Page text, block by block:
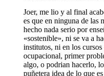
Joer, me lio y al final
es que en ninguna de las
hecho nada serio por
«sostenible», ni se va a
institutos, ni en los
ocupacional, primer
algo, o podrian hacerlo,
puñetera idea de lo que